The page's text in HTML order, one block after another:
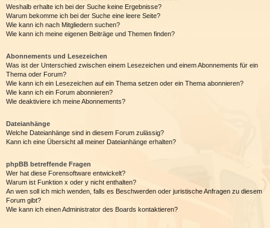
Weshalb erhalte ich bei der Suche keine Ergebnisse?
Warum bekomme ich bei der Suche eine leere Seite?
Wie kann ich nach Mitgliedern suchen?
Wie kann ich meine eigenen Beiträge und Themen finden?
Abonnements und Lesezeichen
Was ist der Unterschied zwischen einem Lesezeichen und einem Abonnements für ein
Thema oder Forum?
Wie kann ich ein Lesezeichen auf ein Thema setzen oder ein Thema abonnieren?
Wie kann ich ein Forum abonnieren?
Wie deaktiviere ich meine Abonnements?
Dateianhänge
Welche Dateianhänge sind in diesem Forum zulässig?
Kann ich eine Übersicht all meiner Dateianhänge erhalten?
phpBB betreffende Fragen
Wer hat diese Forensoftware entwickelt?
Warum ist Funktion x oder y nicht enthalten?
An wen soll ich mich wenden, falls es Beschwerden oder juristische Anfragen zu diesem
Forum gibt?
Wie kann ich einen Administrator des Boards kontaktieren?